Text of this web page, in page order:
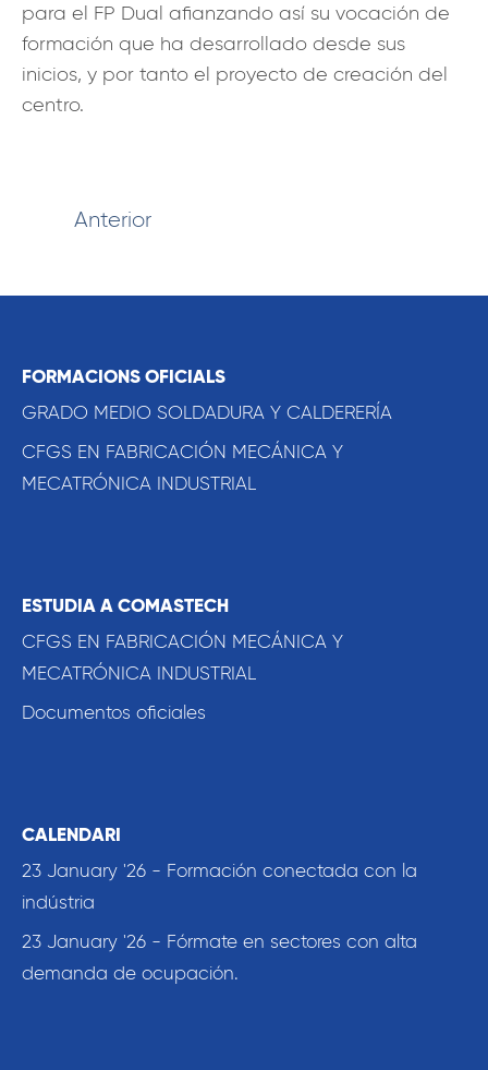
para el FP Dual afianzando así su vocación de
formación que ha desarrollado desde sus
inicios, y por tanto el proyecto de creación del
centro.
Anterior
FORMACIONS OFICIALS
GRADO MEDIO SOLDADURA Y CALDERERÍA
CFGS EN FABRICACIÓN MECÁNICA Y
MECATRÓNICA INDUSTRIAL
ESTUDIA A COMASTECH
CFGS EN FABRICACIÓN MECÁNICA Y
MECATRÓNICA INDUSTRIAL
Documentos oficiales
CALENDARI
23 January '26 - Formación conectada con la
indústria
23 January '26 - Fórmate en sectores con alta
demanda de ocupación.